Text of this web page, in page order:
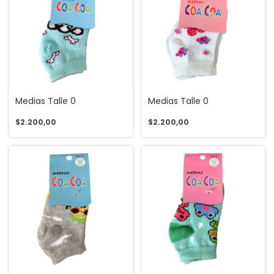
Medias Talle 0
$2.200,00
Medias Talle 0
$2.200,00